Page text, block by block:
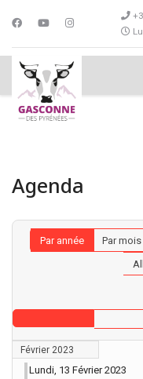
Agenda
Par année Par mois
Février 2023
Lundi, 13 Février 2023